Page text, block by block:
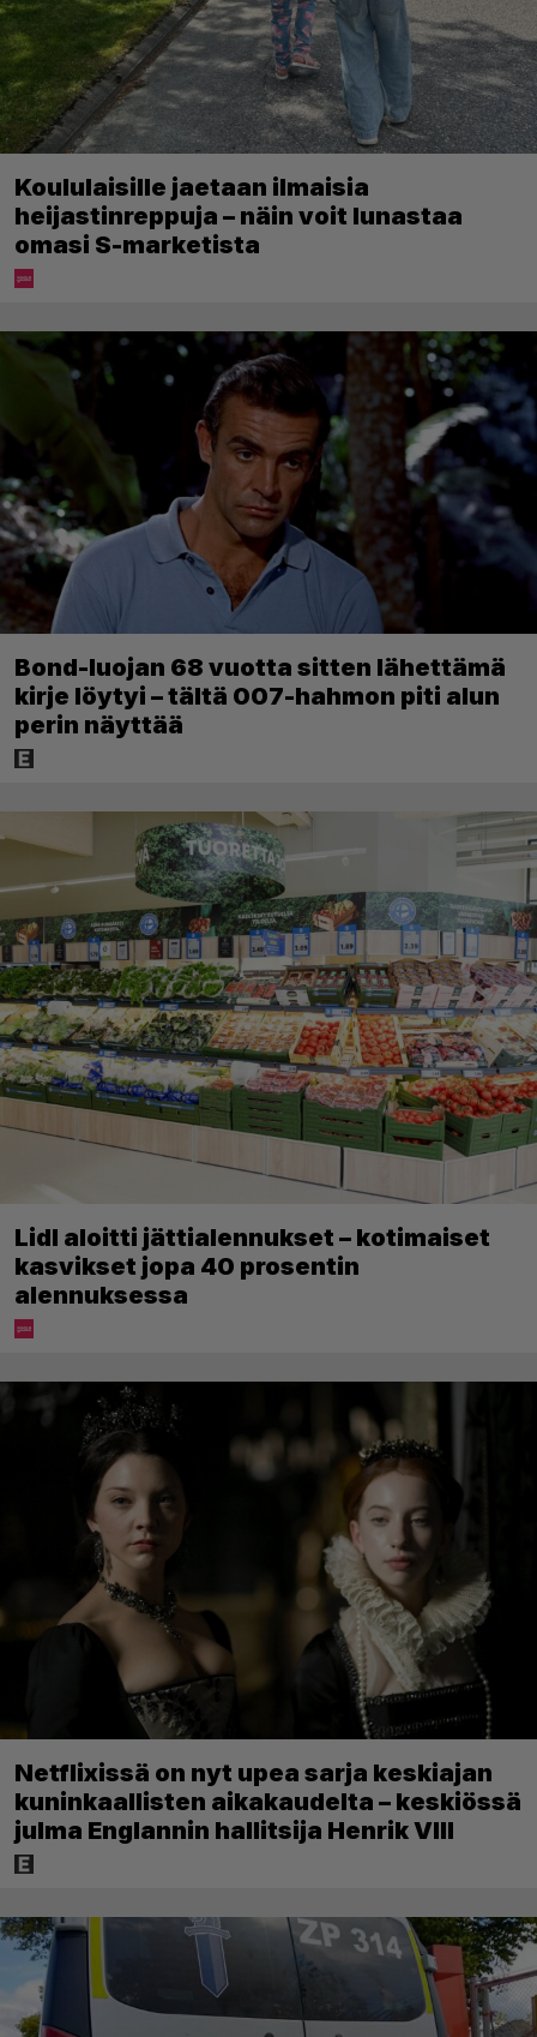
Koululaisille jaetaan ilmaisia
heijastinreppuja – näin voit lunastaa
omasi S-marketista
Bond-luojan 68 vuotta sitten lähettämä
kirje löytyi – tältä 007-hahmon piti alun
perin näyttää
Lidl aloitti jättialennukset – kotimaiset
kasvikset jopa 40 prosentin
alennuksessa
Netflixissä on nyt upea sarja keskiajan
kuninkaallisten aikakaudelta – keskiössä
julma Englannin hallitsija Henrik VIII